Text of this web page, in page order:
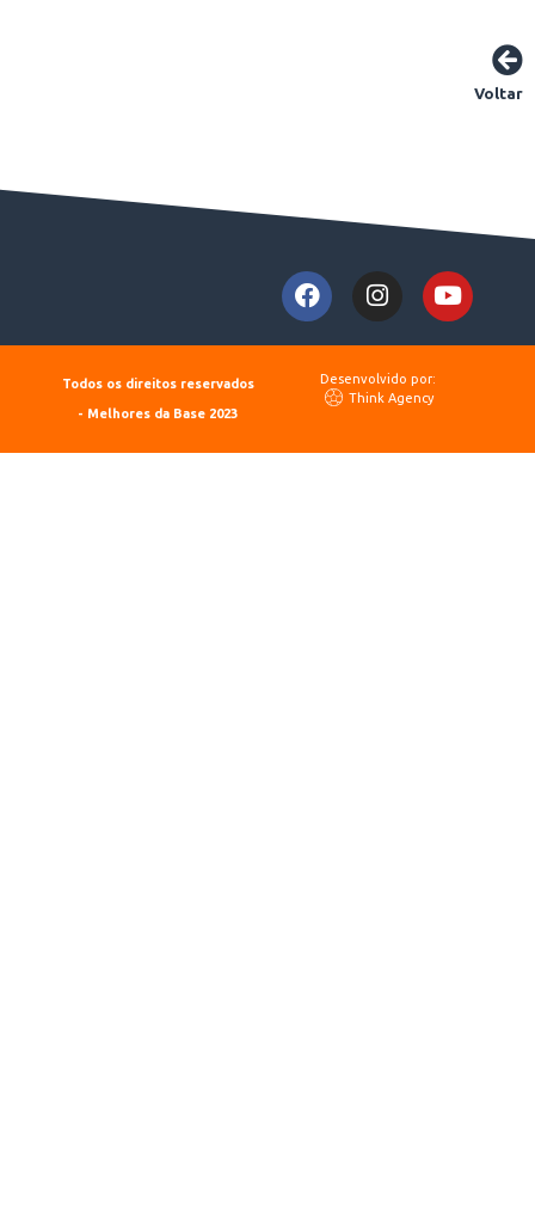
Voltar
Todos os direitos reservados
- Melhores da Base 2023
Desenvolvido por:
Think Agency